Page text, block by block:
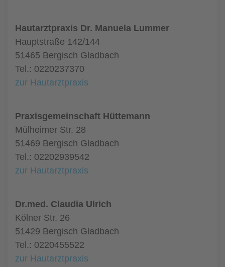
Hautarztpraxis Dr. Manuela Lummer
Hauptstraße 142/144
51465 Bergisch Gladbach
Tel.: 0220237370
zur Hautarztpraxis
Praxisgemeinschaft Hüttemann
Mülheimer Str. 28
51469 Bergisch Gladbach
Tel.: 02202939542
zur Hautarztpraxis
Dr.med. Claudia Ulrich
Kölner Str. 26
51429 Bergisch Gladbach
Tel.: 0220455522
zur Hautarztpraxis